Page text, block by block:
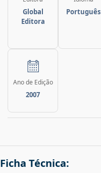
Global
Editora
Português
Ano de Edição
2007
Ficha Técnica: